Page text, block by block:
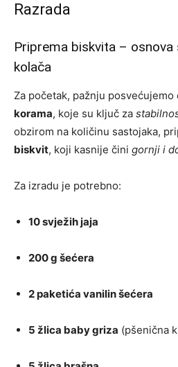
Razrada
Priprema biskvita –
kolača
Za početak, pažnju posvećujemo
korama, koje su ključ za
obzirom na količinu sastojaka,
biskvit, koji kasnije čini gornji i
Za izradu je potrebno:
10 svježih jaja
200 g šećera
2 paketića vanilin šećera
5 žlica baby griza (pšenična